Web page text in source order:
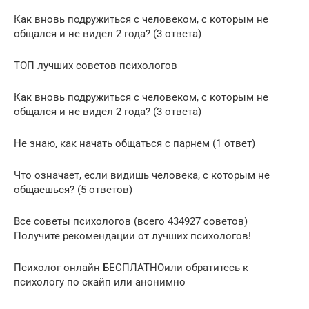
Как вновь подружиться с человеком, с которым не
общался и не видел 2 года? (3 ответа)
ТОП лучших советов психологов
Как вновь подружиться с человеком, с которым не
общался и не видел 2 года? (3 ответа)
Не знаю, как начать общаться с парнем (1 ответ)
Что означает, если видишь человека, с которым не
общаешься? (5 ответов)
Все советы психологов (всего 434927 советов)
Получите рекомендации от лучших психологов!
Психолог онлайн БЕСПЛАТНОили обратитесь к
психологу по скайп или анонимно